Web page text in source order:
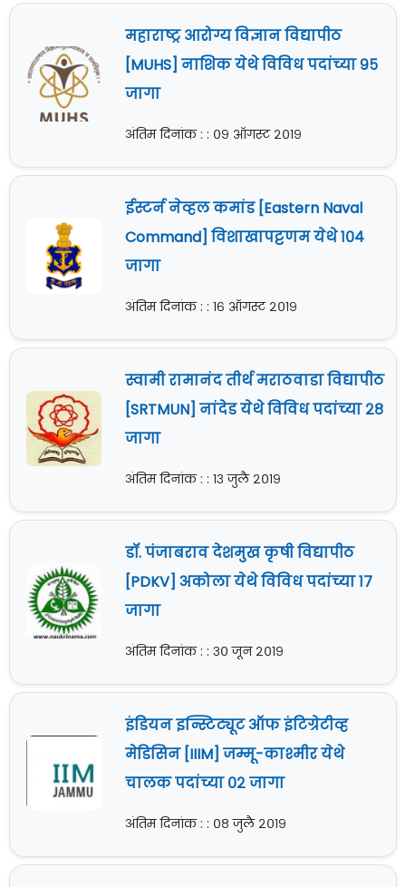
महाराष्ट्र आरोग्य विज्ञान विद्यापीठ
[MUHS] नाशिक येथे विविध पदांच्या ९५
जागा
अंतिम दिनांक : : ०९ ऑगस्ट २०१९
ईस्टर्न नेव्हल कमांड [Eastern Naval
Command] विशाखापट्टणम येथे १०४
जागा
अंतिम दिनांक : : १६ ऑगस्ट २०१९
स्वामी रामानंद तीर्थ मराठवाडा विद्यापीठ
[SRTMUN] नांदेड येथे विविध पदांच्या २८
जागा
अंतिम दिनांक : : १३ जुलै २०१९
डॉ. पंजाबराव देशमुख कृषी विद्यापीठ
[PDKV] अकोला येथे विविध पदांच्या १७
जागा
अंतिम दिनांक : : ३० जून २०१९
इंडियन इन्स्टिट्यूट ऑफ इंटिग्रेटीव्ह
मेडिसिन [IIIM] जम्मू-काश्मीर येथे
चालक पदांच्या ०२ जागा
अंतिम दिनांक : : ०८ जुलै २०१९